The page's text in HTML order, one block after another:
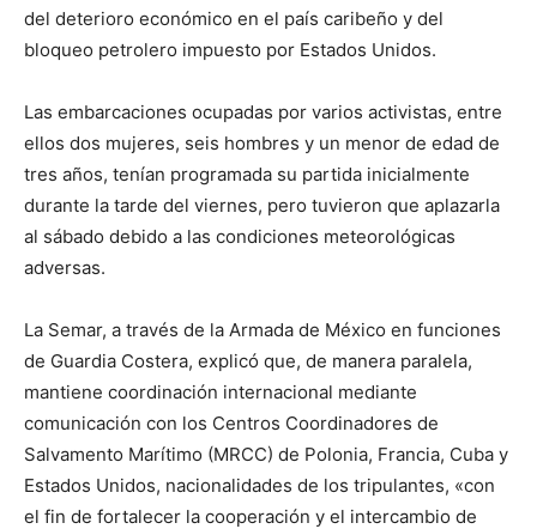
del deterioro económico en el país caribeño y del
bloqueo petrolero impuesto por Estados Unidos.
Las embarcaciones ocupadas por varios activistas, entre
ellos dos mujeres, seis hombres y un menor de edad de
tres años, tenían programada su partida inicialmente
durante la tarde del viernes, pero tuvieron que aplazarla
al sábado debido a las condiciones meteorológicas
adversas.
La Semar, a través de la Armada de México en funciones
de Guardia Costera, explicó que, de manera paralela,
mantiene coordinación internacional mediante
comunicación con los Centros Coordinadores de
Salvamento Marítimo (MRCC) de Polonia, Francia, Cuba y
Estados Unidos, nacionalidades de los tripulantes, «con
el fin de fortalecer la cooperación y el intercambio de